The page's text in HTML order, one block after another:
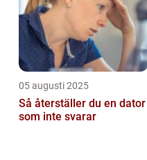
05 augusti 2025
Så återställer du en dator
som inte svarar